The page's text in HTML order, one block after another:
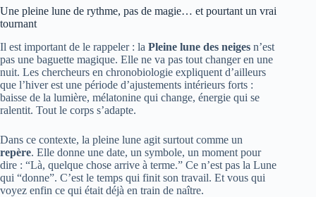
Une pleine lune de rythme, pas de magie… et pourtant un vrai
tournant
Il est important de le rappeler : la Pleine lune des neiges n’est
pas une baguette magique. Elle ne va pas tout changer en une
nuit. Les chercheurs en chronobiologie expliquent d’ailleurs
que l’hiver est une période d’ajustements intérieurs forts :
baisse de la lumière, mélatonine qui change, énergie qui se
ralentit. Tout le corps s’adapte.
Dans ce contexte, la pleine lune agit surtout comme un
repère. Elle donne une date, un symbole, un moment pour
dire : “Là, quelque chose arrive à terme.” Ce n’est pas la Lune
qui “donne”. C’est le temps qui finit son travail. Et vous qui
voyez enfin ce qui était déjà en train de naître.